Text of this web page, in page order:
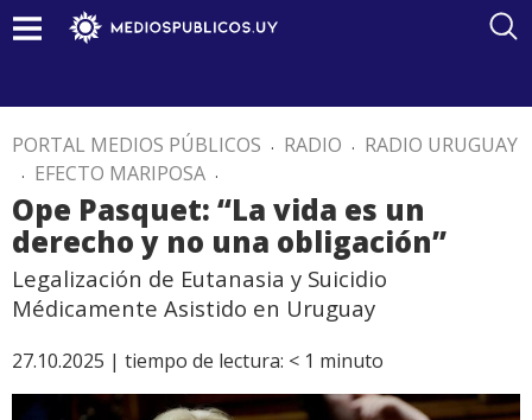
PORTAL MEDIOS PÚBLICOS . RADIO . RADIO URUGUAY
. EFECTO MARIPOSA .
Ope Pasquet: “La vida es un
derecho y no una obligación”
Legalización de Eutanasia y Suicidio
Médicamente Asistido en Uruguay
27.10.2025 | tiempo de lectura: < 1 minuto